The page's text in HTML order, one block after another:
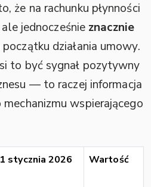
że na rachunku płynności
ale jednocześnie znacznie
początku działania umowy.
to być sygnał pozytywny
— to raczej informacja
wspierającego
stycznia 2026
Wartość